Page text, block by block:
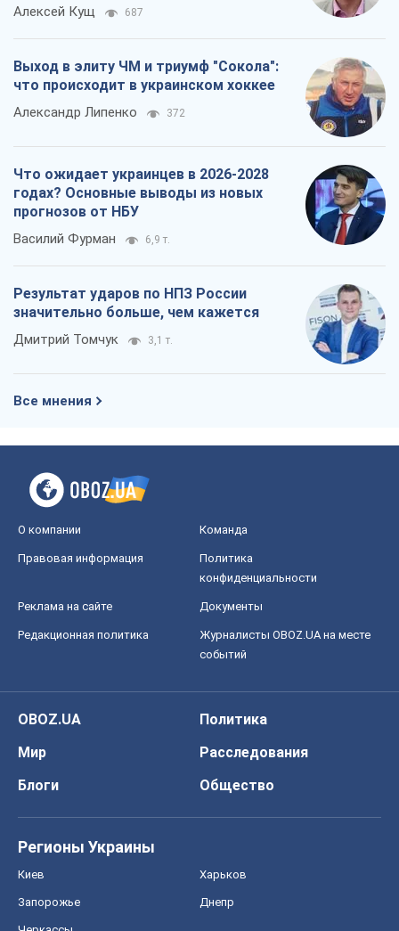
Алексей Кущ 687
Выход в элиту ЧМ и триумф "Сокола":
что происходит в украинском хоккее
Александр Липенко 372
Что ожидает украинцев в 2026-2028
годах? Основные выводы из новых
прогнозов от НБУ
Василий Фурман 6,9 т.
Результат ударов по НПЗ России
значительно больше, чем кажется
Дмитрий Томчук 3,1 т.
Все мнения
О компании Команда
Правовая информация
Политика
конфиденциальности
Реклама на сайте Документы
Редакционная политика
Журналисты OBOZ.UA на месте
событий
OBOZ.UA
Политика
Мир
Расследования
Блоги
Общество
Регионы Украины
Киев Харьков
Запорожье Днепр